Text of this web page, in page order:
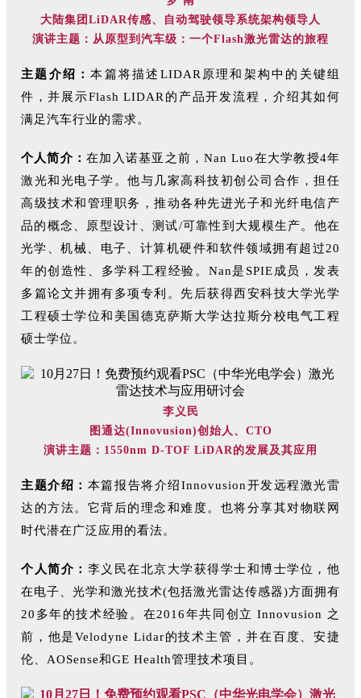
大陆集团LiDAR传感、自动驾驶领导系统架构领导人
演讲主题：从原型到汽车级：一个Flash激光雷达的旅程
主题介绍：本篇将描述LIDAR原理和架构中的关键组
件，并展示Flash LIDAR的产品开发流程，介绍其如何
满足汽车行业的需求。
个人简介：在加入诺基亚之前，Nan Luo在大学教授4年
激光和光电子学。他与几家高科技初创公司合作，担任
高级技术和管理职务，推动各种先进光子和光纤电信产
品的概念、原型设计、测试/可靠性到大规模生产。他在
光学、机械、电子、计算机硬件和软件领域拥有超过20
年的创造性、多学科工程经验。Nan是SPIE成员，发表
多篇论文并拥有多项专利。先后获得西安科技大学光学
工程硕士学位和美国德克萨斯大学达拉斯分校电气工程
硕士学位。
李义民
图通达(Innovusion)创始人、CTO
演讲主题：1550nm D-TOF LiDAR的发展及其应用
主题介绍： 本篇报告将介绍Innovusion开发远程激光雷
达的方法。它背后的理念和难度。也将分享其对物联网
时代潜在广泛应用的看法。
个人简介： 李义民在北京大学获得学士和博士学位，他
在电子、光学和激光技术(包括激光雷达传感器)方面拥有
20多年的技术经验。在2016年共同创立 Innovusion 之
前，他是Velodyne Lidar的技术主管，并在百度、安捷
伦、AOSense和GE Health管理技术项目。